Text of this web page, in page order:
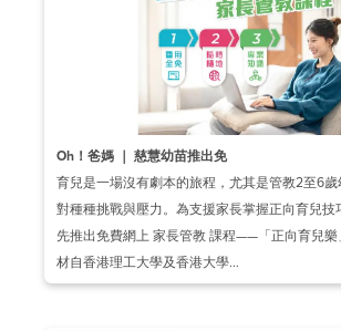
Oh！爸媽 ｜ 慈慧幼苗推出免
育兒是一場沒有劇本的旅程，尤其是管教2至6
對種種挑戰與壓力。為支援家長掌握正向育兒技
先推出免費網上 家長管教 課程——「正向育兒
材自香港理工大學及香港大學...